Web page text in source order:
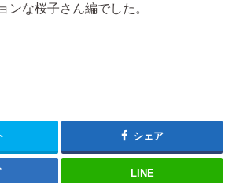
ンな桜子さん編でした。
シェア
LINE